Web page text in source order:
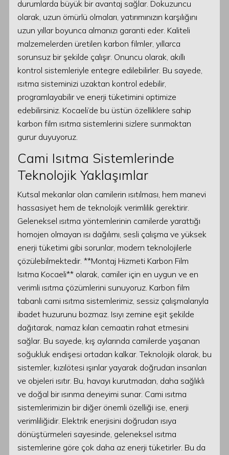
durumlarda büyük bir avantaj sağlar. Dokuzuncu
olarak, uzun ömürlü olmaları, yatırımınızın karşılığını
uzun yıllar boyunca almanızı garanti eder. Kaliteli
malzemelerden üretilen karbon filmler, yıllarca
sorunsuz bir şekilde çalışır. Onuncu olarak, akıllı
kontrol sistemleriyle entegre edilebilirler. Bu sayede,
ısıtma sisteminizi uzaktan kontrol edebilir,
programlayabilir ve enerji tüketimini optimize
edebilirsiniz. Kocaeli’de bu üstün özelliklere sahip
karbon film ısıtma sistemlerini sizlere sunmaktan
gurur duyuyoruz.
Cami Isıtma Sistemlerinde
Teknolojik Yaklaşımlar
Kutsal mekanlar olan camilerin ısıtılması, hem manevi
hassasiyet hem de teknolojik verimlilik gerektirir.
Geleneksel ısıtma yöntemlerinin camilerde yarattığı
homojen olmayan ısı dağılımı, sesli çalışma ve yüksek
enerji tüketimi gibi sorunlar, modern teknolojilerle
çözülebilmektedir. **Montaj Hizmeti Karbon Film
Isıtma Kocaeli** olarak, camiler için en uygun ve en
verimli ısıtma çözümlerini sunuyoruz. Karbon film
tabanlı cami ısıtma sistemlerimiz, sessiz çalışmalarıyla
ibadet huzurunu bozmaz. Isıyı zemine eşit şekilde
dağıtarak, namaz kılan cemaatin rahat etmesini
sağlar. Bu sayede, kış aylarında camilerde yaşanan
soğukluk endişesi ortadan kalkar. Teknolojik olarak, bu
sistemler, kızılötesi ışınlar yayarak doğrudan insanları
ve objeleri ısıtır. Bu, havayı kurutmadan, daha sağlıklı
ve doğal bir ısınma deneyimi sunar. Cami ısıtma
sistemlerimizin bir diğer önemli özelliği ise, enerji
verimliliğidir. Elektrik enerjisini doğrudan ısıya
dönüştürmeleri sayesinde, geleneksel ısıtma
sistemlerine göre çok daha az enerji tüketirler. Bu da